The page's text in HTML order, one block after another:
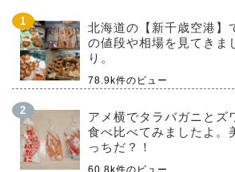
北海道の【新千歳空港】
の値段や相場を見てきま
り。
78.9k件のビュー
アメ横でタラバガニとズ
食べ比べてみましたよ。
っちだ？！
60.8k件のビュー